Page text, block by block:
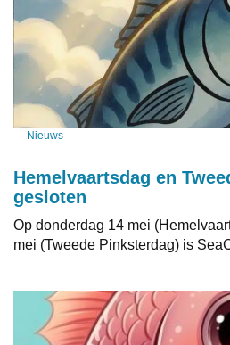
Nieuws
Hemelvaartsdag en
gesloten
Op donderdag 14 mei
mei (Tweede Pinksterdag) is